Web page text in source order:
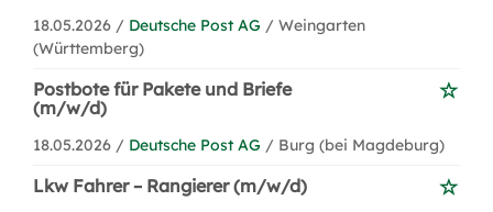
18.05.2026 / Deutsche Post AG / Weingarten
(Württemberg)
Postbote für Pakete und Briefe
(m/w/d)
18.05.2026 / Deutsche Post AG / Burg (bei Magdeburg)
Lkw Fahrer – Rangierer (m/w/d)